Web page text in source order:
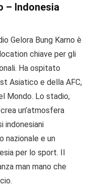
– Indonesia
Gelora Bung Karno è
chiave per gli
Ha ospitato
Asiatico e della AFC,
Mondo. Lo stadio,
un’atmosfera
indonesiani
nazionale e un
per lo sport. Il
man mano che